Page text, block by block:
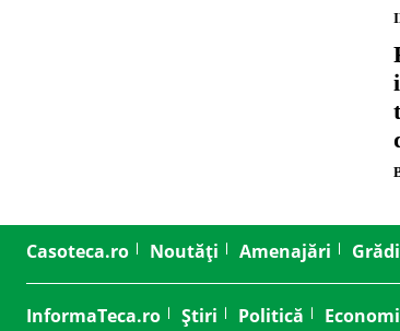
Casoteca.ro Noutăți Amenajări
InformaTeca.ro Știri Politică